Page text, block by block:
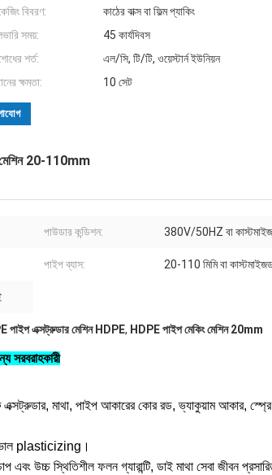
বিবরণ:
কাঠের বাক্স বা ফিল্ম প্যাকিং
সময়:
45 কার্যদিবস
শর্ত:
এল/সি, টি/টি, ওয়েস্টার্ন ইউনিয়ন
ক্ষমতা:
10 সেট
20-110mm
পাউডার কন্ডিশন: 380V/50HZ বা
পাইপ ব্যাস: 20-110 মিমি বা
পাইপ এক্সট্রুডার মেশিন HDPE, HDPE পাইপ মেকিং মেশিন 20mm
সরবরাহকারী
মাথা, পাইপ আকারের কোর রড, ভ্যাকুয়াম আকার, স্প্রে
ভাল plasticizing।
উচ্চ স্থিতিশীল ফলন গ্যারান্টি, ডাই মাথা সেবা জীবন